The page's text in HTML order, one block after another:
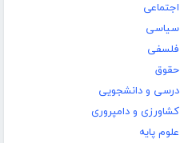
اجتماعی
سیاسی
فلسفی
حقوق
درسی و دانشجویی
کشاورزی و دامپروری
علوم پایه